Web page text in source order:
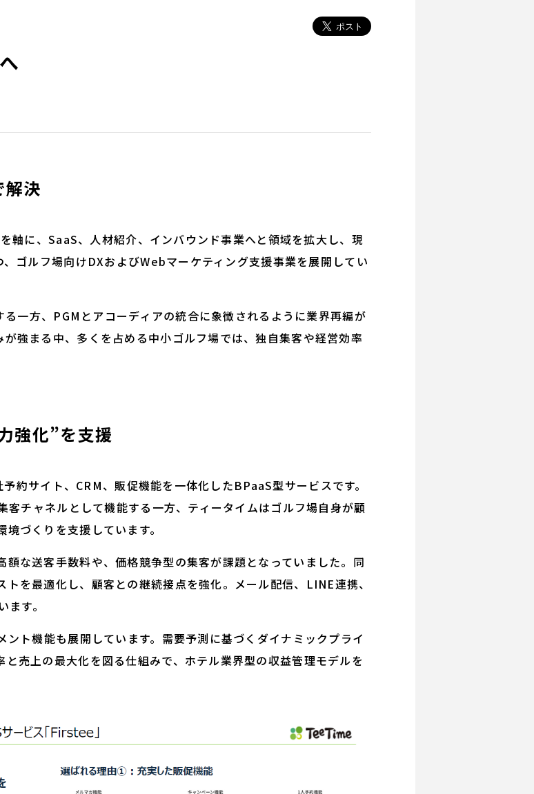
決
軸に、SaaS、人材紹介、インバウンド事業へと領域を拡大し、現
ゴルフ場向けDXおよびWebマーケティング支援事業を展開してい
一方、PGMとアコーディアの統合に象徴されるように業界再編が
強まる中、多くを占める中小ゴルフ場では、独自集客や経営効率
強化”を支援
サイト、CRM、販促機能を一体化したBPaaS型サービスです。
客チャネルとして機能する一方、ティータイムはゴルフ場自身が顧
づくりを支援しています。
な送客手数料や、価格競争型の集客が課題となっていました。同
を最適化し、顧客との継続接点を強化。メール配信、LINE連携、
す。
ト機能も展開しています。需要予測に基づくダイナミックプライ
売上の最大化を図る仕組みで、ホテル業界型の収益管理モデルを